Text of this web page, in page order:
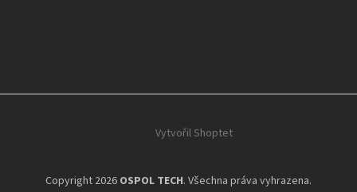
Vytvořil Shoptet
Copyright 2026 OSPOL TECH. Všechna práva vyhrazena.